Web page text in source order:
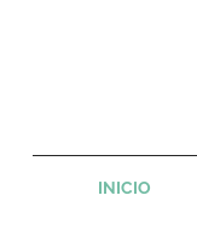
INICIO